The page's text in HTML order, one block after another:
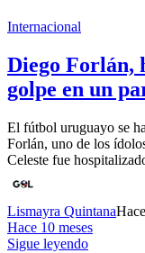
Internacional
Diego Forlán,
golpe en un
El fútbol uruguayo se
Forlán, uno de los
Celeste fue
Lismayra Quintana
Hace 10 meses
Sigue leyendo